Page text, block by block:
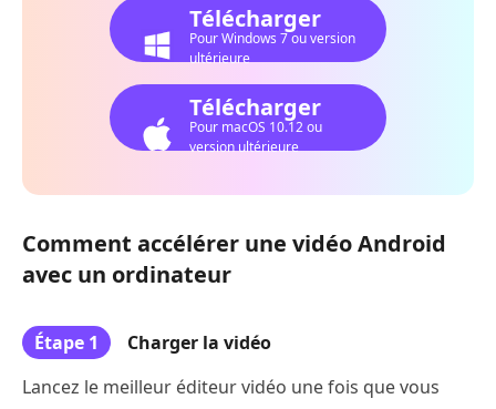
Télécharger
Pour Windows 7 ou version
ultérieure
Télécharger
Pour macOS 10.12 ou
version ultérieure
Comment accélérer une vidéo Android
avec un ordinateur
Étape 1
Charger la vidéo
Lancez le meilleur éditeur vidéo une fois que vous